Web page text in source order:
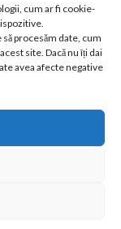
cum ar fi cookie-
procesăm date, cum
site. Dacă nu îți dai
avea afecte negative
2025
ora în 2026
Pass
uri (UE)
uri (ZA)
uri (BR)